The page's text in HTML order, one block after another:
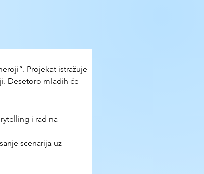
Projekat istražuje
Desetoro mladih će
i rad na
scenarija uz